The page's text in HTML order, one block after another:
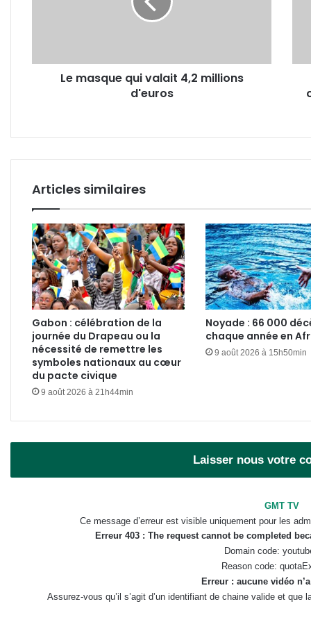
Le masque qui valait 4,2 millions
d'euros
doit
Articles similaires
Gabon : célébration de la
journée du Drapeau ou la
nécessité de remettre les
symboles nationaux au cœur
du pacte civique
9 août 2026 à 21h44min
Noyade : 66 000
chaque année en
9 août 2026 à 15h50min
Laisser nous votre
GMT TV
Ce message d’erreur est visible uniquement pour les
Erreur 403 : The request cannot be completed
Domain code:
Reason code:
Erreur : aucune vidéo
Assurez-vous qu’il s’agit d’un identifiant de chaine valide et